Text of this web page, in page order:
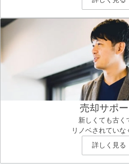
売却サポー
新しくても古く
リノベされていな
詳しく見る